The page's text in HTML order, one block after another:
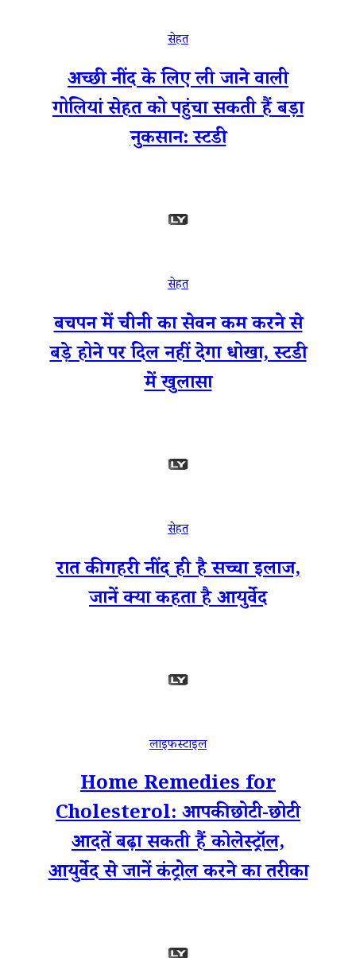
सेहत
अच्छी नींद के लिए ली जाने वाली
गोलियां सेहत को पहुंचा सकती हैं बड़ा
नुकसान: स्टडी
सेहत
बचपन में चीनी का सेवन कम करने से
बड़े होने पर दिल नहीं देगा धोखा, स्टडी
में खुलासा
सेहत
रात की गहरी नींद ही है सच्चा इलाज,
जानें क्या कहता है आयुर्वेद
लाइफस्टाइल
Home Remedies for
Cholesterol: आपकी छोटी-छोटी
आदतें बढ़ा सकती हैं कोलेस्ट्रॉल,
आयुर्वेद से जानें कंट्रोल करने का तरीका